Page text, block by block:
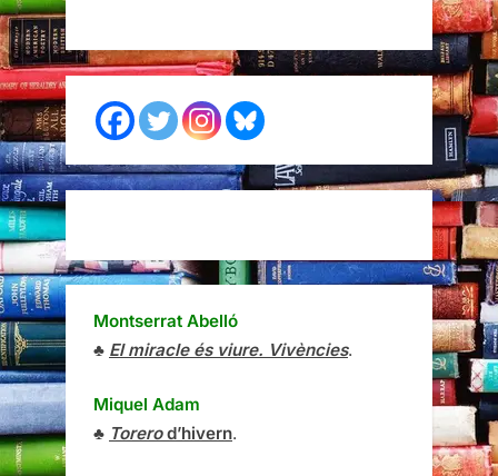
Montserrat Abelló
♣ El miracle és viure. Vivències.
Miquel Adam
♣ Torerod’hivern.